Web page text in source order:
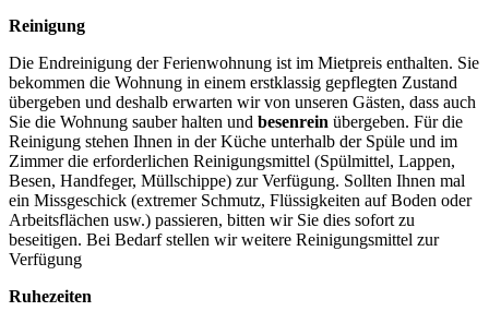
Reinigung
Die Endreinigung der Ferienwohnung ist im Mietpreis enthalten. Sie
bekommen die Wohnung in einem erstklassig gepflegten Zustand
übergeben und deshalb erwarten wir von unseren Gästen, dass auch
Sie die Wohnung sauber halten und besenrein übergeben. Für die
Reinigung stehen Ihnen in der Küche unterhalb der Spüle und im
Zimmer die erforderlichen Reinigungsmittel (Spülmittel, Lappen,
Besen, Handfeger, Müllschippe) zur Verfügung. Sollten Ihnen mal
ein Missgeschick (extremer Schmutz, Flüssigkeiten auf Boden oder
Arbeitsflächen usw.) passieren, bitten wir Sie dies sofort zu
beseitigen. Bei Bedarf stellen wir weitere Reinigungsmittel zur
Verfügung
Ruhezeiten